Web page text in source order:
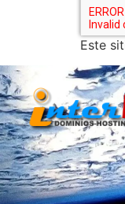
Este